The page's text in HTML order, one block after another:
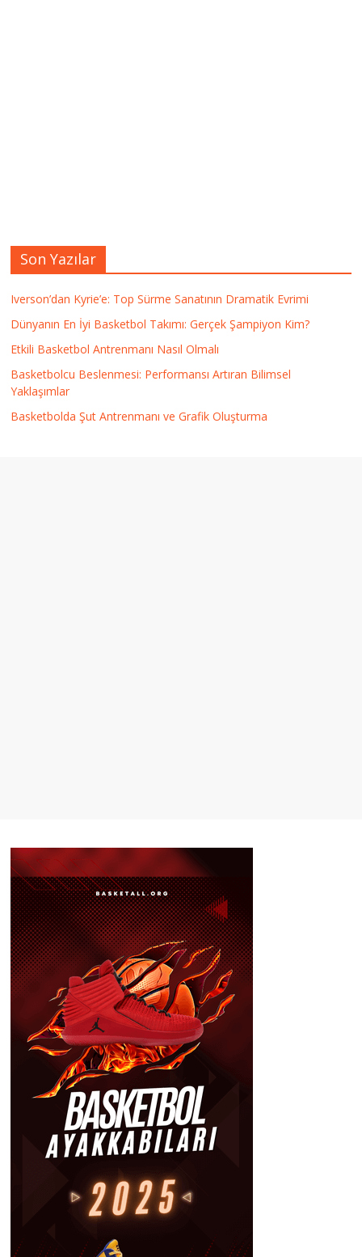
Son Yazılar
Iverson’dan Kyrie’e: Top Sürme Sanatının Dramatik Evrimi
Dünyanın En İyi Basketbol Takımı: Gerçek Şampiyon Kim?
Etkili Basketbol Antrenmanı Nasıl Olmalı
Basketbolcu Beslenmesi: Performansı Artıran Bilimsel
Yaklaşımlar
Basketbolda Şut Antrenmanı ve Grafik Oluşturma